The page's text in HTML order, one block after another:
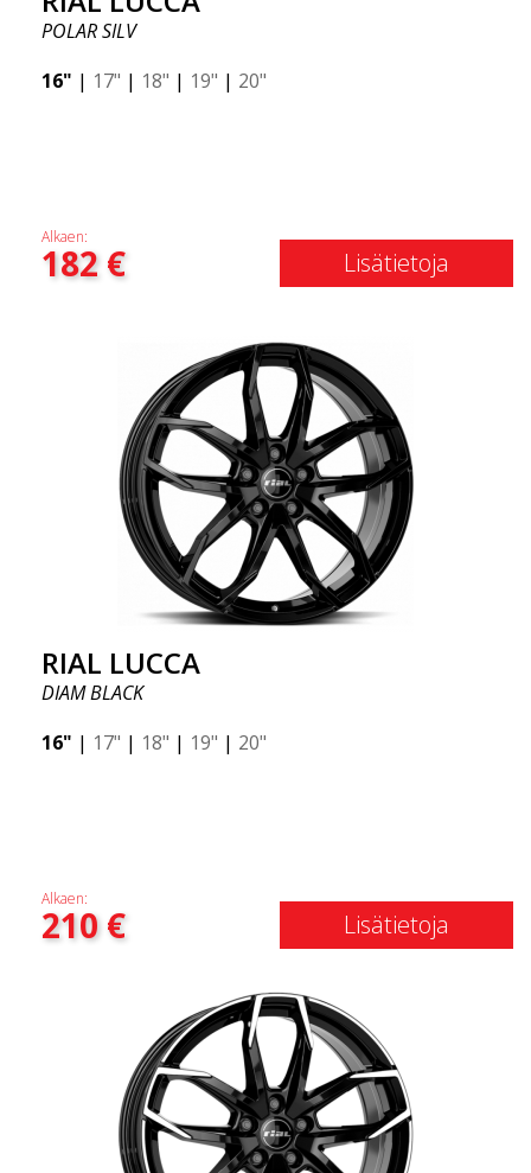
POLAR SILV
16" | 17" | 18" | 19" | 20"
Alkaen:
182€ Lisätietoja
RIAL LUCCA
DIAM BLACK
16" | 17" | 18" | 19" | 20"
Alkaen:
210€ Lisätietoja